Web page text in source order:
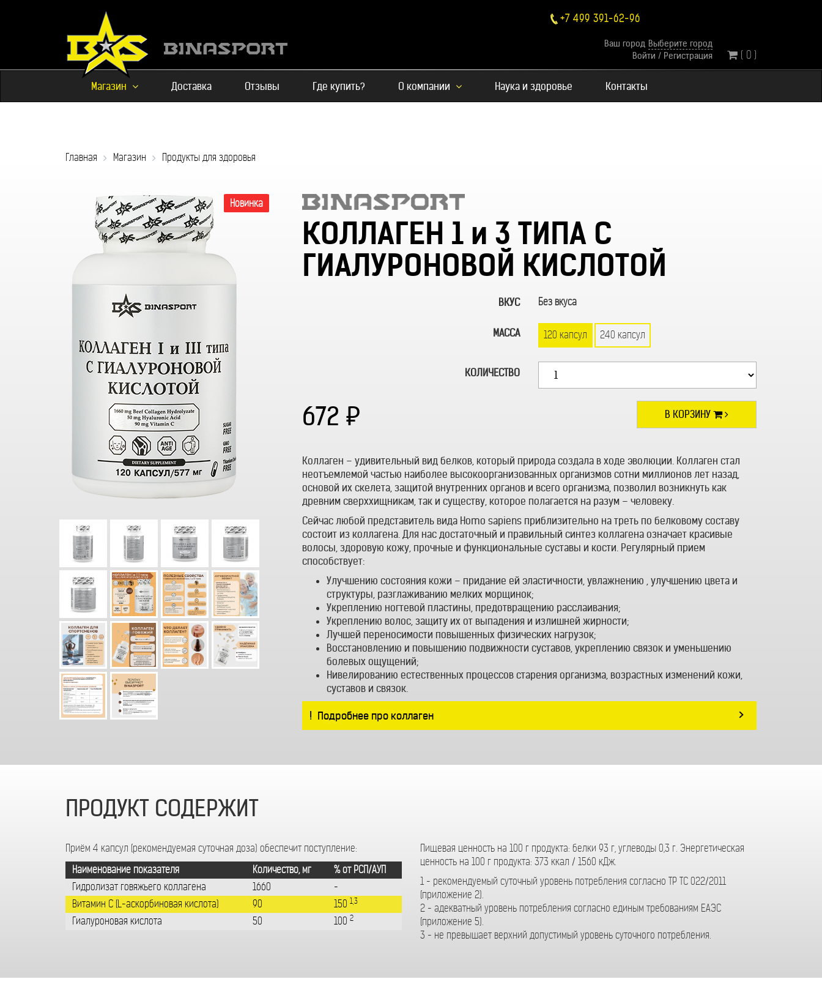
+7 499 391-62-96
Ваш город Выберите город
Войти / Регистрация ( 0 )
Магазин Доставка Отзывы Где купить? О компании Наука и здоровье Контакты
Главная Магазин Продукты для здоровья
Новинка
КОЛЛАГЕН 1 и 3 ТИПА С
ГИАЛУРОНОВОЙ КИСЛОТОЙ
672
ВКУС Без вкуса
МАССА 120 капсул 240 капсул
КОЛИЧЕСТВО
В КОРЗИНУ
Коллаген – удивительный вид белков, который природа создала в ходе эволюции. Коллаген стал
неотъемлемой частью наиболее высокоорганизованных организмов сотни миллионов лет назад,
основой их скелета, защитой внутренних органов и всего организма, позволил возникнуть как
древним сверххищникам, так и существу, которое полагается на разум – человеку.
Сейчас любой представитель вида Homo sapiens приблизительно на треть по белковому составу
состоит из коллагена. Для нас достаточный и правильный синтез коллагена означает красивые
волосы, здоровую кожу, прочные и функциональные суставы и кости. Регулярный прием
способствует:
Улучшению состояния кожи – придание ей эластичности, увлажнению , улучшению цвета и
структуры, разглаживанию мелких морщинок;
Укреплению ногтевой пластины, предотвращению расслаивания;
Укреплению волос, защиту их от выпадения и излишней жирности;
Лучшей переносимости повышенных физических нагрузок;
Восстановлению и повышению подвижности суставов, укреплению связок и уменьшению
болевых ощущений;
Нивелированию естественных процессов старения организма, возрастных изменений кожи,
суставов и связок.
Подробнее про коллаген >
ПРОДУКТ СОДЕРЖИТ
Приём 4 капсул (рекомендуемая суточная доза) обеспечит поступление:
Наименование показателя
Количество, мг
% от РСП/АУП
Гидролизат говяжьего коллагена
1660
-
Витамин С (L-аскорбиновая кислота)
90 150 1,3
Гиалуроновая кислота 50 100 2
Пищевая ценность на 100 г продукта: белки 93 г, углеводы 0,3 г. Энергетическая
ценность на 100 г продукта: 373 ккал / 1560 кДж.
1 - рекомендуемый суточный уровень потребления согласно ТР ТС 022/2011
(приложение 2).
2 - адекватный уровень потребления согласно единым требованиям ЕАЭС
(приложение 5).
3 - не превышает верхний допустимый уровень суточного потребления.